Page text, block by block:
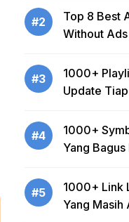
#2
Top 8 Best
Without Ads
#3
1000+
Update
#4
1000+
Yang
#5
1000+ Link
Yang